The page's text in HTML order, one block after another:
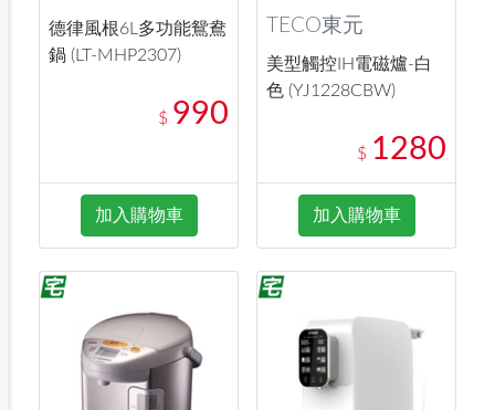
德律風根6L多功能鴛鴦
鍋 (LT-MHP2307)
$ 990
加入購物車
TECO東元
美型觸控IH電磁爐-白
色 (YJ1228CBW)
$ 1280
加入購物車